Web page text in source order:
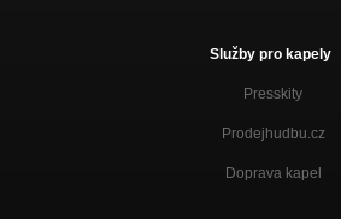
Služby pro kapely
Presskity
Prodejhudbu.cz
Doprava kapel